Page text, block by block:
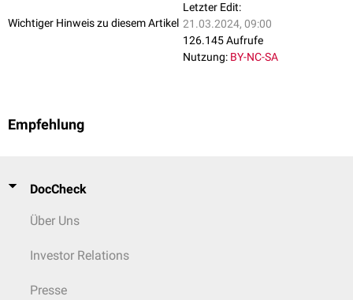
Wichtiger Hinweis zu diesem Artikel
Letzter Edit:
21.03.2024, 09:00
126.145 Aufrufe
Nutzung: BY-NC-SA
Empfehlung
DocCheck
Über Uns
Investor Relations
Presse